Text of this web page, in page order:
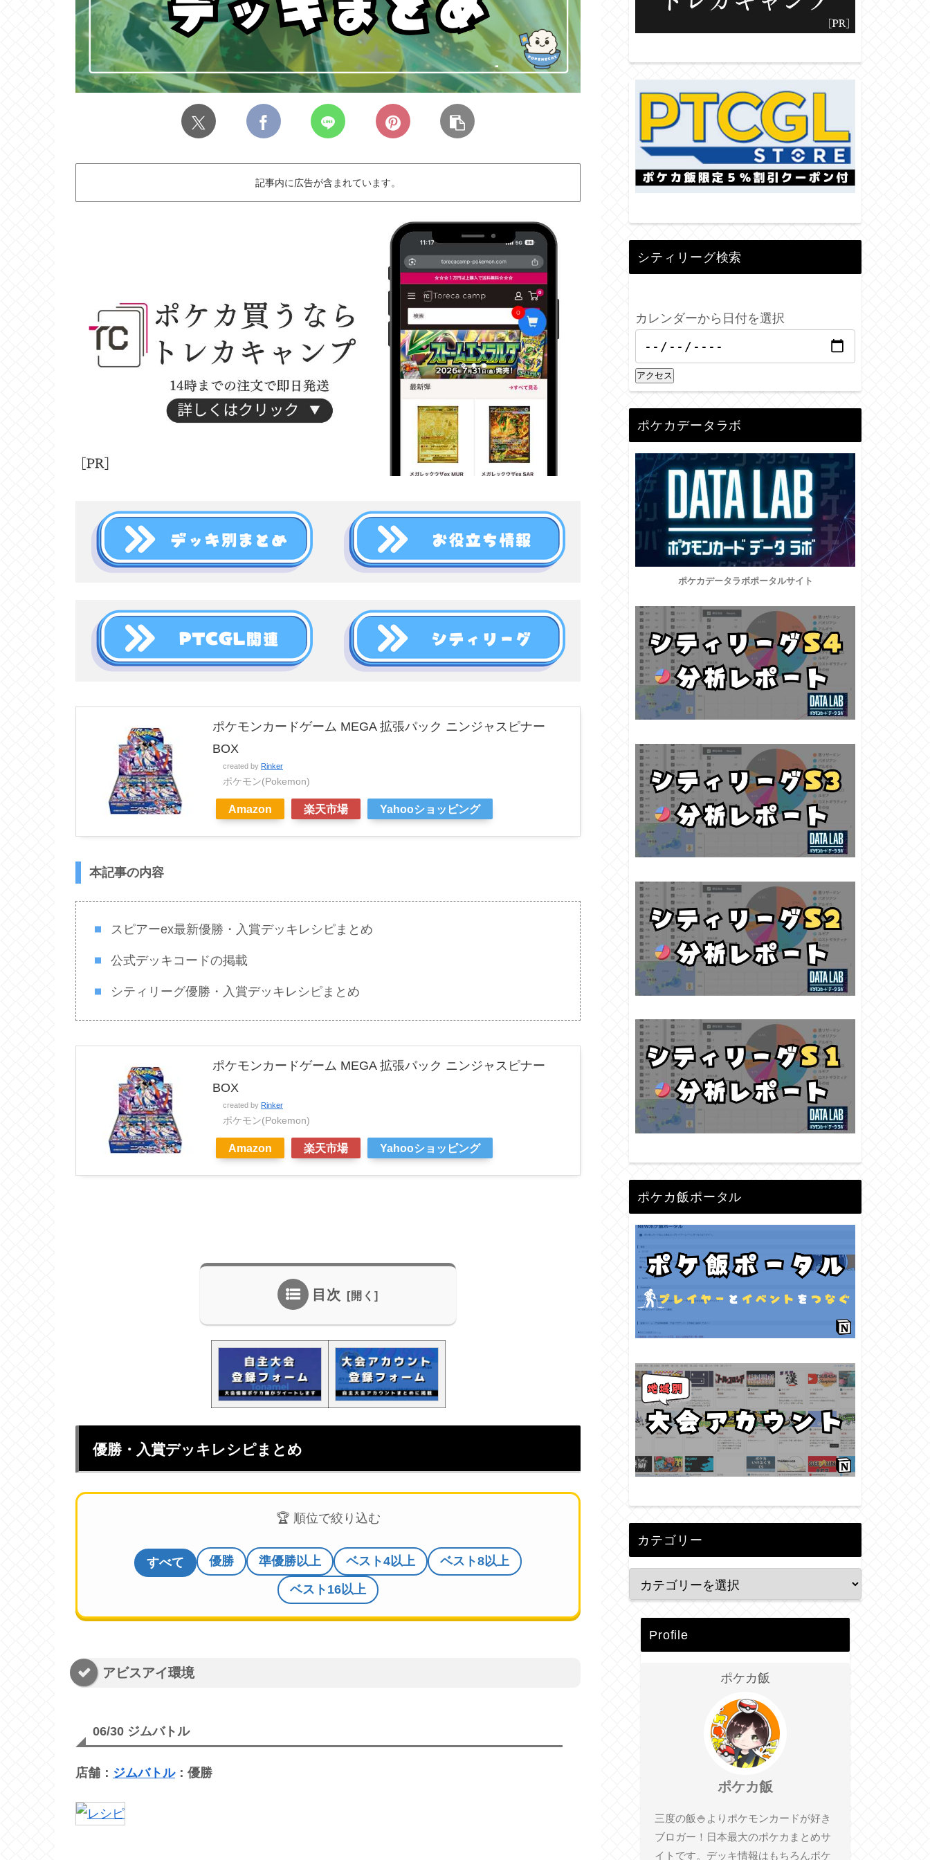
記事内に広告が含まれています。
ポケモンカードゲーム MEGA 拡張パック ニンジャスピナー
BOX
created by Rinker
ポケモン(Pokemon)
Amazon 楽天市場 Yahooショッピング
本記事の内容
スピアーex最新優勝・入賞デッキレシピまとめ
公式デッキコードの掲載
シティリーグ優勝・入賞デッキレシピまとめ
ポケモンカードゲーム MEGA 拡張パック ニンジャスピナー
BOX
created by Rinker
ポケモン(Pokemon)
Amazon 楽天市場 Yahooショッピング
目次
優勝・入賞デッキレシピまとめ
🏆 順位で絞り込む
すべて 優勝 準優勝以上 ベスト4以上 ベスト8以上
ベスト16以上
アビスアイ環境
06/30 ジムバトル
店舗： ジムバトル：優勝
シティリーグ検索
カレンダーから日付を選択
アクセス
ポケカデータラボ
ポケカデータラボポータルサイト
ポケカ飯ポータル
カテゴリー
Profile
ポケカ飯
ポケカ飯
三度の飯🍚よりポケモンカードが好き
ブロガー！日本最大のポケカまとめサ
イトです。デッキ情報はもちろんポケ